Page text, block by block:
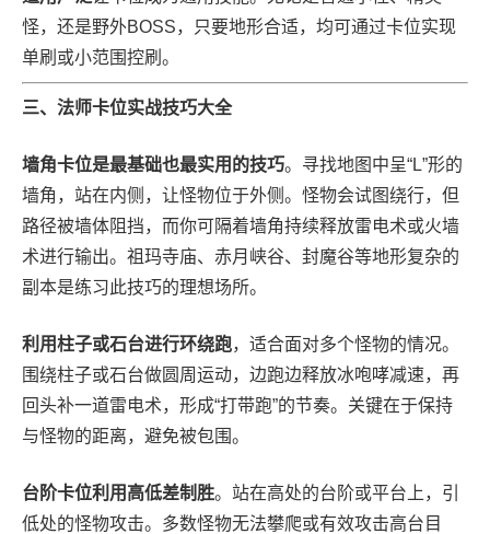
怪，还是野外BOSS，只要地形合适，均可通过卡位实现
单刷或小范围控刷。
三、法师卡位实战技巧大全
墙角卡位是最基础也最实用的技巧。寻找地图中呈“L”形的
墙角，站在内侧，让怪物位于外侧。怪物会试图绕行，但
路径被墙体阻挡，而你可隔着墙角持续释放雷电术或火墙
术进行输出。祖玛寺庙、赤月峡谷、封魔谷等地形复杂的
副本是练习此技巧的理想场所。
利用柱子或石台进行环绕跑，适合面对多个怪物的情况。
围绕柱子或石台做圆周运动，边跑边释放冰咆哮减速，再
回头补一道雷电术，形成“打带跑”的节奏。关键在于保持
与怪物的距离，避免被包围。
台阶卡位利用高低差制胜。站在高处的台阶或平台上，引
低处的怪物攻击。多数怪物无法攀爬或有效攻击高台目